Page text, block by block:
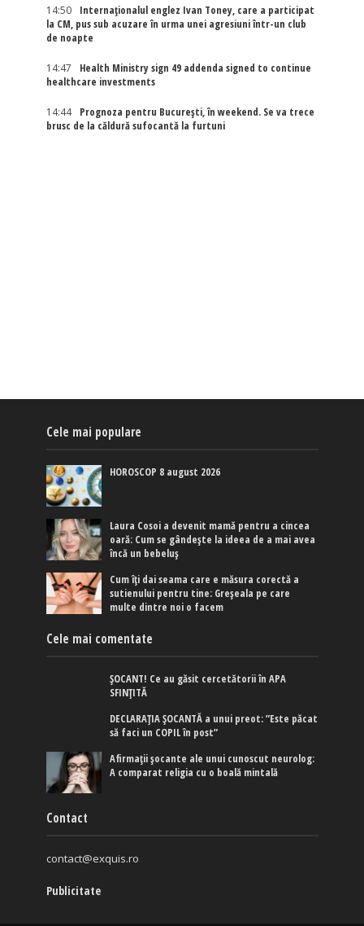
14:50
Internaţionalul englez Ivan Toney, care a participat
la CM, pus sub acuzare în urma unei agresiuni într-un club
de noapte
14:47
Health Ministry sign 49 addenda signed to continue
healthcare investments
14:44
Prognoza pentru București, în weekend. Se va trece
brusc de la căldură sufocantă la furtuni
Cele mai populare
HOROSCOP 8 august 2026
Laura Cosoi a devenit mamă pentru a cincea
oară: Cum se gândește la ideea de a mai avea
încă un bebeluș
Cum îți dai seama care e măsura corectă a
sutienului pentru tine: Greșeala pe care
multe dintre noi o facem
Cele mai comentate
ȘOCANT! Ce au găsit cercetătorii în APA
SFINȚITĂ
DECLARAȚIA ȘOCANTĂ a unui preot: ”Este păcat
să faci un COPIL în post”
Afirmaţii şocante ale unui cunoscut neurolog:
A comparat religia cu o boală mintală
Contact
contact@exquis.ro
Publicitate